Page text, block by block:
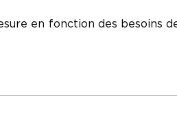
en fonction des besoins